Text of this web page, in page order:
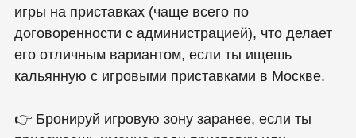
комфорт, стиль и внимательный сервис
объединяются с развлечениями — кальян,
коктейли, музыка и возможность поиграть
делают его интересным вариантом для
особенно в пятницу/субботу — это повысит шанс
гарантированного места и игровой зоны.